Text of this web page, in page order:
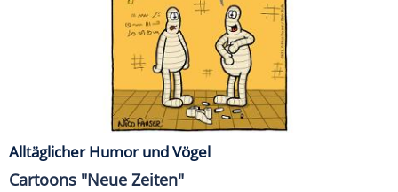
Alltäglicher Humor und Vögel
Cartoons "Neue Zeiten"